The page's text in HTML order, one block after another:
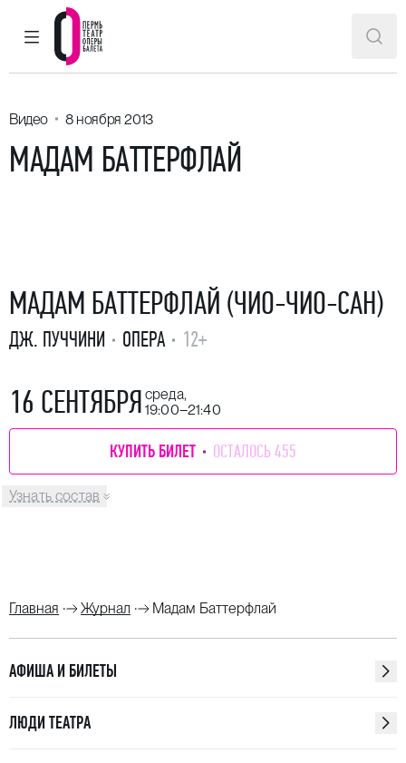
ГЛАВНОЕ МЕНЮ
Пермский театр оперы и балета
Видео 8 ноября 2013
МАДАМ БАТТЕРФЛАЙ
МАДАМ БАТТЕРФЛАЙ (ЧИО-ЧИО-САН)
ДЖ. ПУЧЧИНИ ОПЕРА 12+
16 СЕНТЯБРЯ
Узнать состав
среда,
19:00–21:40
КУПИТЬ БИЛЕТ ОСТАЛОСЬ 455
Главная Журнал Мадам Баттерфлай
АФИША И БИЛЕТЫ
ЛЮДИ ТЕАТРА